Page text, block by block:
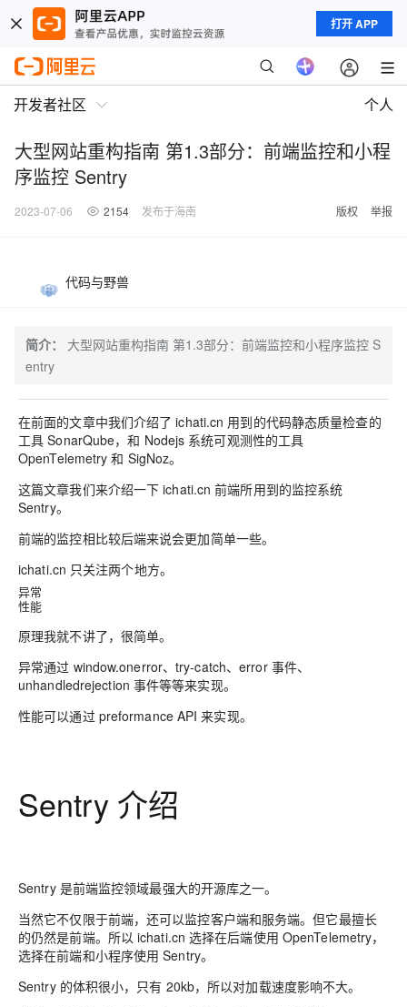
打开 APP
开发者社区 个人
大型网站重构指南 第1.3部分：前端监控和小程
序监控 Sentry
2023-07-06 2154 发布于海南 版权 举报
代码与野兽
简介：
大型网站重构指南 第1.3部分：前端监控和小程序监控 S
entry
在前面的文章中我们介绍了 ichati.cn 用到的代码静态质量检查的
工具 SonarQube，和 Nodejs 系统可观测性的工具
OpenTelemetry 和 SigNoz。
这篇文章我们来介绍一下 ichati.cn 前端所用到的监控系统
Sentry。
前端的监控相比较后端来说会更加简单一些。
ichati.cn 只关注两个地方。
异常
性能
原理我就不讲了，很简单。
异常通过 window.onerror、try-catch、error 事件、
unhandledrejection 事件等等来实现。
性能可以通过 preformance API 来实现。
Sentry 介绍
Sentry 是前端监控领域最强大的开源库之一。
当然它不仅限于前端，还可以监控客户端和服务端。但它最擅长
的仍然是前端。所以 ichati.cn 选择在后端使用 OpenTelemetry，
选择在前端和小程序使用 Sentry。
Sentry 的体积很小，只有 20kb，所以对加载速度影响不大。